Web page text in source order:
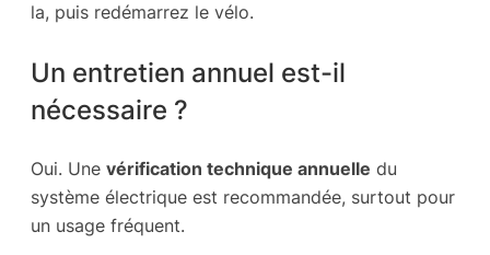
la, puis redémarrez le vélo.
Un entretien annuel est-il
nécessaire ?
Oui. Une vérification technique annuelle du
système électrique est recommandée, surtout pour
un usage fréquent.